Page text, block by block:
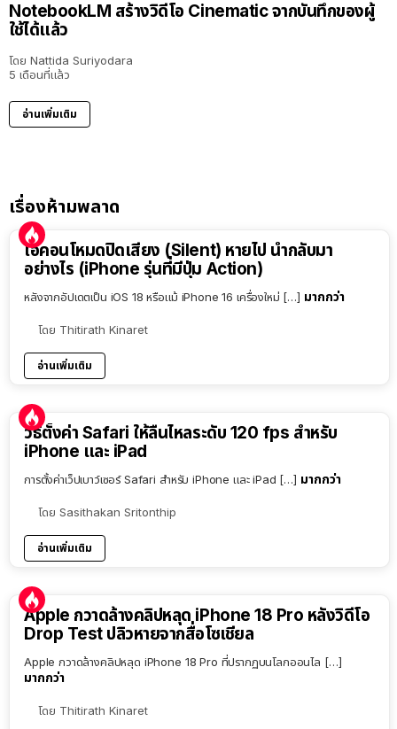
NotebookLM สร้างวิดีโอ Cinematic จากบันทึกของผู้
ใช้ได้แล้ว
โดย Nattida Suriyodara
5 เดือนที่แล้ว
อ่านเพิ่มเติม
เรื่องห้ามพลาด
ไอคอนโหมดปิดเสียง (Silent) หายไป นำกลับมา
อย่างไร (iPhone รุ่นที่มีปุ่ม Action)
หลังจากอัปเดตเป็น iOS 18 หรือแม้ iPhone 16 เครื่องใหม่ […] มากกว่า
โดย Thitirath Kinaret
อ่านเพิ่มเติม
วิธีตั้งค่า Safari ให้ลื่นไหลระดับ 120 fps สำหรับ
iPhone และ iPad
การตั้งค่าเว็ปเบาว์เซอร์ Safari สำหรับ iPhone และ iPad […] มากกว่า
โดย Sasithakan Sritonthip
อ่านเพิ่มเติม
Apple กวาดล้างคลิปหลุด iPhone 18 Pro หลังวิดีโอ
Drop Test ปลิวหายจากสื่อโซเชียล
Apple กวาดล้างคลิปหลุด iPhone 18 Pro ที่ปรากฏบนโลกออนไล […]
มากกว่า
โดย Thitirath Kinaret